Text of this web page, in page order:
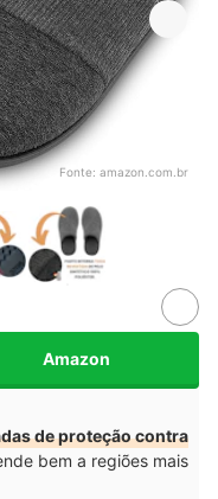
Fonte: amazon.com.br
Amazon
de proteção contra
bem a regiões mais